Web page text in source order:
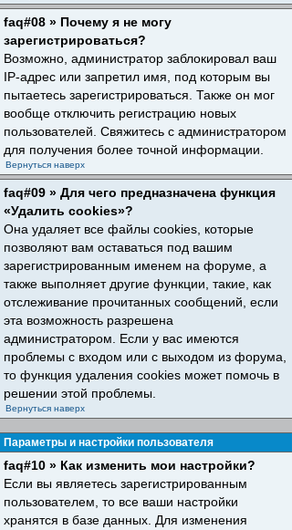
faq#08 » Почему я не могу
зарегистрироваться?
Возможно, администратор заблокировал ваш
IP-адрес или запретил имя, под которым вы
пытаетесь зарегистрироваться. Также он мог
вообще отключить регистрацию новых
пользователей. Свяжитесь с администратором
для получения более точной информации.
Вернуться наверх
faq#09 » Для чего предназначена функция
«Удалить cookies»?
Она удаляет все файлы cookies, которые
позволяют вам оставаться под вашим
зарегистрированным именем на форуме, а
также выполняет другие функции, такие, как
отслеживание прочитанных сообщений, если
эта возможность разрешена
администратором. Если у вас имеются
проблемы с входом или с выходом из форума,
то функция удаления cookies может помочь в
решении этой проблемы.
Вернуться наверх
Параметры и настройки пользователя
faq#10 » Как изменить мои настройки?
Если вы являетесь зарегистрированным
пользователем, то все ваши настройки
хранятся в базе данных. Для изменения